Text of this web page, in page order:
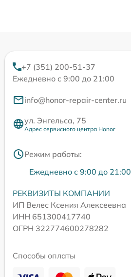
+7 (351) 200-51-37
Ежедневно с 9:00 до 21:00
info@honor-repair-center.ru
ул. Энгельса, 75
Адрес сервисного центра Honor
Режим работы:
Ежедневно с 9:00 до 21:00
РЕКВИЗИТЫ КОМПАНИИ
ИП Велес Ксения Алексеевна
ИНН 651300417740
ОГРН 322774600278282
Способы оплаты